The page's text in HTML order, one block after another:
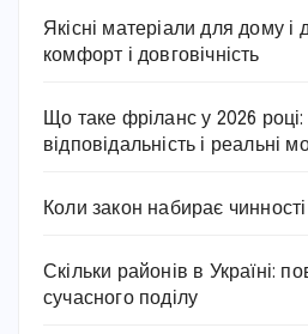
Якісні матеріали для дому і
комфорт і довговічність
Що таке фріланс у 2026
відповідальність і реальні
Коли закон набирає чинності
Скільки районів в Україні:
сучасного поділу